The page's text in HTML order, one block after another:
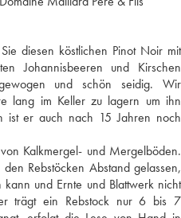
diesen köstlichen Pinot Noir mit
Johannisbeeren und Kirschen
und schön seidig. Wir
lang im Keller zu lagern um ihn
ist er auch nach 15 Jahren noch
Kalkmergel- und Mergelböden.
Rebstöcken Abstand gelassen,
und Ernte und Blattwerk nicht
trägt ein Rebstock nur 6 bis 7